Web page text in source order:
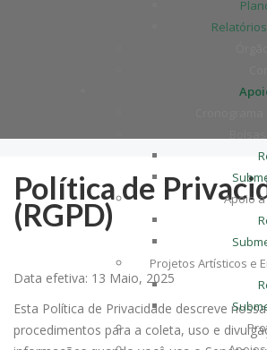
Apoio
Projetos Artísticos e
Política de
(RGPD)
Data efetiva: 13 Maio, 2025
Esta Política de Privacidade descreve
procedimentos para a coleta, uso e